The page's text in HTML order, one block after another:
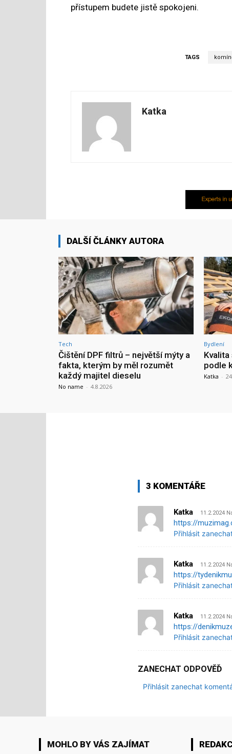
přístupem budete jistě spokojeni.
TAGS
Katka
DALŠÍ ČLÁNKY AUTORA
Tech
Čištění DPF filtrů – největší mýty a
fakta, kterým by měl rozumět
každý majitel dieselu
No name - 4.8.2026
Bydlení
podle
Katka -
3 KOMENTÁŘE
Katka 11.2.2024
https://
Přihlásit
Katka 11.2.2024
https://
Přihlásit
Katka 11.2.2024
https://
Přihlásit
ZANECHAT ODPOVĚĎ
Přihlásit zanechat
MOHLO BY VÁS ZAJÍMAT